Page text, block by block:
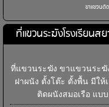
ขาแขวนติ
ที่แขวนระฆังโรงเรียนส
ที่แขวนระฆัง ขาแขวนระฆั
ฝาผนัง ตั้งโต๊ะ ตั้งพื้น มีใ
ติดผนังสมอเรือ แบ